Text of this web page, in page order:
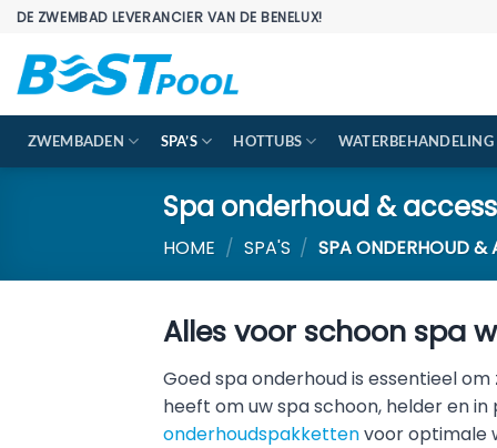
Ga
inhoud
DE ZWEMBAD LEVERANCIER VAN DE BENELUX!
ZWEMBADEN SPA’S HOTTUBS WATERBEHANDELING
Spa onderhoud &
HOME / SPA'S / SPA ONDERHOUD &
Alles voor schoon spa
Goed spa onderhoud is essentieel
heeft om uw spa schoon, helder en
onderhoudspakkettenvoor optimale